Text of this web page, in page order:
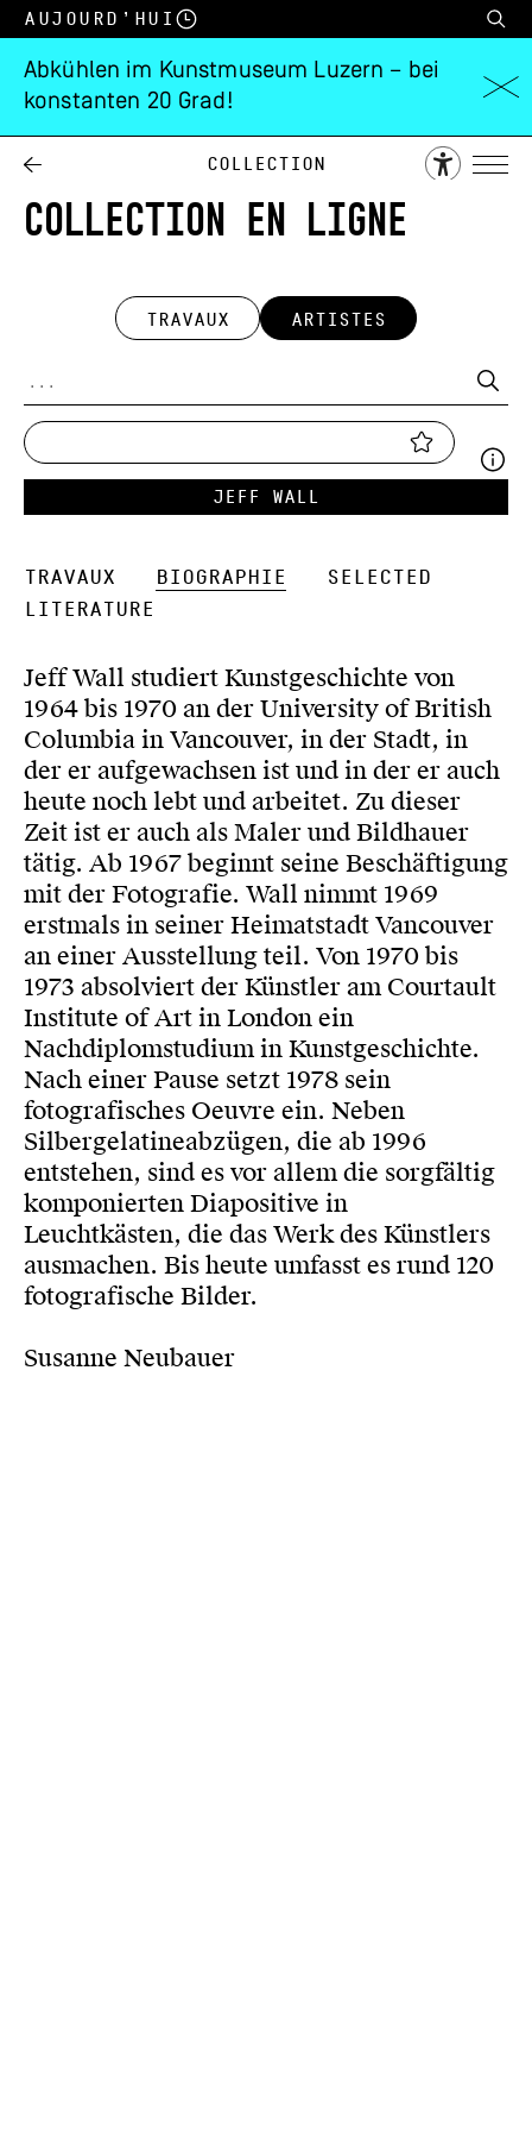
Aujourd’hui
Abkühlen im Kunstmuseum Luzern – bei
konstanten 20 Grad!
Collection
COLLECTION EN LIGNE
TRAVAUX ARTISTES
Jeff Wall
Travaux Biographie
Selected
Literature
Jeff Wall studiert Kunstgeschichte von
1964 bis 1970 an der University of British
Columbia in Vancouver, in der Stadt, in
der er aufgewachsen ist und in der er auch
heute noch lebt und arbeitet. Zu dieser
Zeit ist er auch als Maler und Bildhauer
tätig. Ab 1967 beginnt seine Beschäftigung
mit der Fotografie. Wall nimmt 1969
erstmals in seiner Heimatstadt Vancouver
an einer Ausstellung teil. Von 1970 bis
1973 absolviert der Künstler am Courtault
Institute of Art in London ein
Nachdiplomstudium in Kunstgeschichte.
Nach einer Pause setzt 1978 sein
fotografisches Oeuvre ein. Neben
Silbergelatineabzügen, die ab 1996
entstehen, sind es vor allem die sorgfältig
komponierten Diapositive in
Leuchtkästen, die das Werk des Künstlers
ausmachen. Bis heute umfasst es rund 120
fotografische Bilder.
Susanne Neubauer